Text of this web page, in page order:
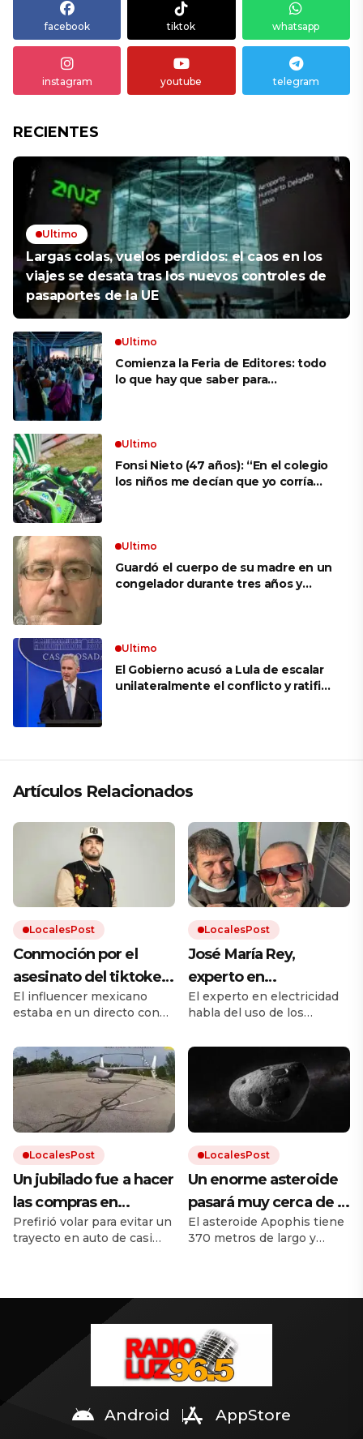
facebook tiktok whatsapp
instagram youtube telegram
RECIENTES
Ultimo
Largas colas, vuelos perdidos: el caos en los
viajes se desata tras los nuevos controles de
pasaportes de la UE
Ultimo
Comienza la Feria de Editores: todo
lo que hay que saber para
Ultimo
Fonsi Nieto (47 años): “En el colegio
los niños me decían que yo corría
Ultimo
Guardó el cuerpo de su madre en un
congelador durante tres años y
Ultimo
El Gobierno acusó a Lula de escalar
unilateralmente el conflicto y ratificó
Artículos Relacionados
LocalesPost
Conmoción por el
asesinato del tiktoker
César Gastélum: le
dispararon mientras
transmitía en vivo en
plena calle
El influencer mexicano
estaba en un directo con
espectadores cuando
recibió un balazo mortal.
Quién era el joven, las
primeras hipótesis y el
antecedente del asesinato
de Valeria Márquez.
LocalesPost
José María Rey,
experto en
climatización: “La
gente no sabe usar el
aire acondicionado;
hay que programar
una temperatura ideal
y dejarlo que trabaje”
El experto en electricidad
habla del uso de los
acondicionado con la
llegada del calor.
LocalesPost
Un jubilado fue a hacer
las compras en
helicóptero para evitar
el tráfico
Prefirió volar para evitar un
trayecto en auto de casi
LocalesPost
Un enorme asteroide
pasará muy cerca de la
Tierra y los científicos
temen que traiga
El asteroide Apophis tiene
370 metros de largo y
cerca del asteroide para
en la nota.
Android AppStore